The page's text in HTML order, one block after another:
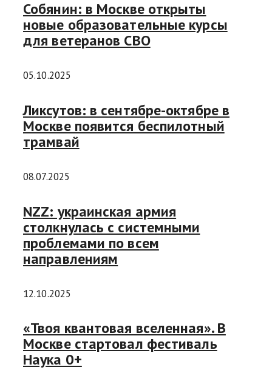
Собянин: в Москве открыты
новые образовательные курсы
для ветеранов СВО
05.10.2025
Ликсутов: в сентябре-октябре в
Москве появится беспилотный
трамвай
08.07.2025
NZZ: украинская армия
столкнулась с системными
проблемами по всем
направлениям
12.10.2025
«Твоя квантовая вселенная». В
Москве стартовал фестиваль
Наука 0+